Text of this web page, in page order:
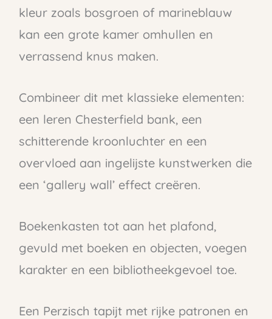
kleur zoals bosgroen of marineblauw
kan een grote kamer omhullen en
verrassend knus maken.
Combineer dit met klassieke elementen:
een leren Chesterfield bank, een
schitterende kroonluchter en een
overvloed aan ingelijste kunstwerken die
een ‘gallery wall’ effect creëren.
Boekenkasten tot aan het plafond,
gevuld met boeken en objecten, voegen
karakter en een bibliotheekgevoel toe.
Een Perzisch tapijt met rijke patronen en